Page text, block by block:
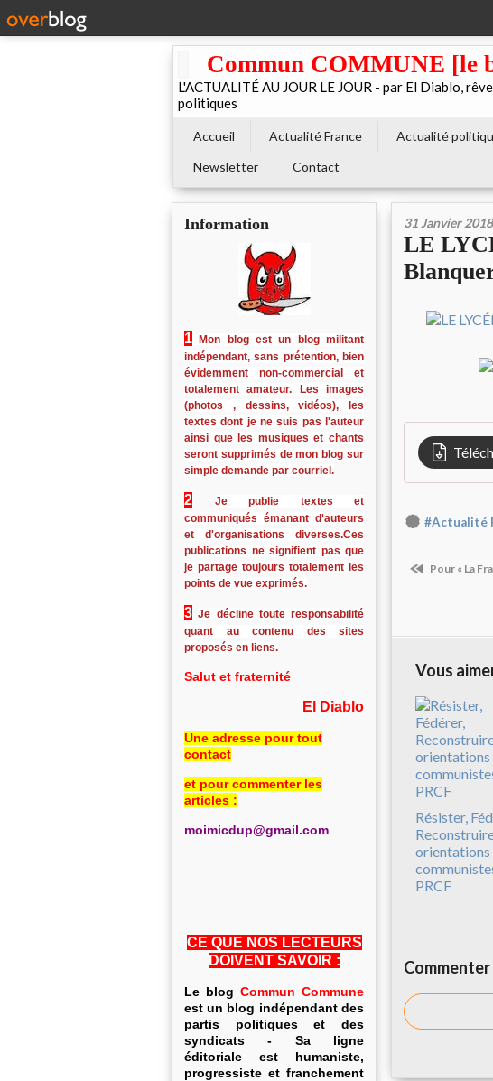
Commun COMMUNE [le
L'ACTUALITÉ AU JOUR LE JOUR - par El Diablo,
politiques
Accueil Actualité France Actualité
Newsletter
Contact
Information
1
Mon blog est un blog militant
indépendant, sans prétention, bien
évidemment non-commercial et
totalement amateur. Les images
(photos , dessins, vidéos), les
textes dont je ne suis pas l'auteur
ainsi que les musiques et chants
seront supprimés de mon blog sur
simple demande par courriel.
2
Je publie textes et
communiqués émanant d'auteurs
et d'organisations diverses.Ces
publications ne signifient pas que
je partage toujours totalement les
points de vue exprimés.
3 Je décline toute responsabilité
quant au contenu des sites
proposés en liens.
Salut et fraternité
El Diablo
Une adresse pour tout
contact
et pour commenter les
articles :
moimicdup@gmail.com
CE QUE NOS LECTEURS
DOIVENT SAVOIR :
Le blog Commun Commune
est un blog indépendant des
partis politiques et des
syndicats - Sa ligne
éditoriale est humaniste,
progressiste et franchement
31 Janvier 2018
LE
#Actualité
Pour « La
Vous
Résister,
orientations
PRCF